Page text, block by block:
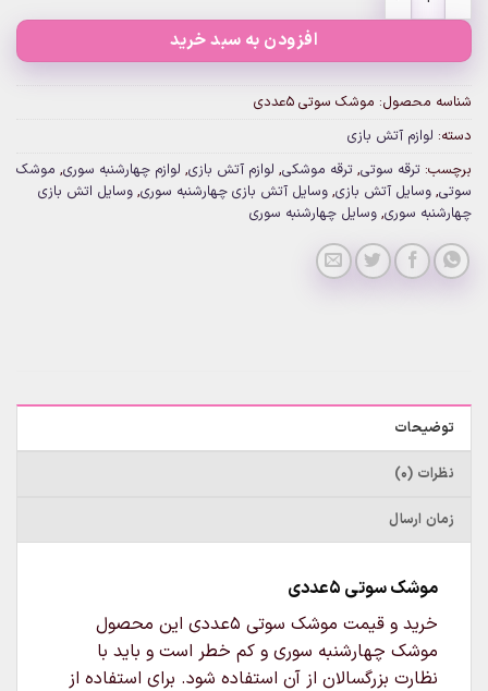
افزودن به سبد خرید
شناسه محصول: موشک سوتی 5عددی
دسته: لوازم آتش بازی
برچسب: ترقه سوتی, ترقه موشکی, لوازم آتش بازی, لوازم چهارشنبه سوری, موشک
سوتی, وسایل آتش بازی, وسایل آتش بازی چهارشنبه سوری, وسایل اتش بازی
چهارشنبه سوری, وسایل چهارشنبه سوری
توضیحات
نظرات (0)
زمان ارسال
موشک سوتی 5عددی
خرید و قیمت موشک سوتی 5عددی این محصول
موشک چهارشنبه سوری و کم خطر است و باید با
نظارت بزرگسالان از آن استفاده شود. برای استفاده از